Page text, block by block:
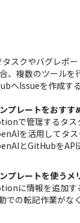
スクやバグレポ
、複数のツール
へIssueを作成す
プレートをおすす
で管理するタス
を活用してタ
とGitHubをAPI
プレートを使うメ
に情報を追加す
での転記作業がな